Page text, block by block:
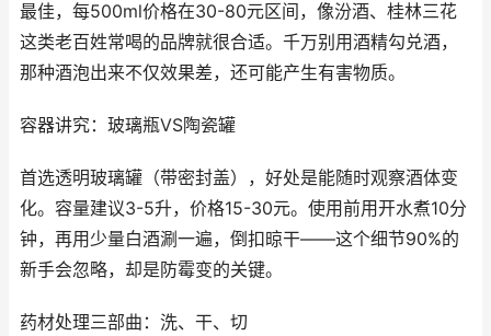
最佳，每500ml价格在30-80元区间，像汾酒、桂林三花
这类老百姓常喝的品牌就很合适。千万别用酒精勾兑酒，
那种酒泡出来不仅效果差，还可能产生有害物质。
容器讲究：玻璃瓶VS陶瓷罐
首选透明玻璃罐（带密封盖），好处是能随时观察酒体变
化。容量建议3-5升，价格15-30元。使用前用开水煮10分
钟，再用少量白酒涮一遍，倒扣晾干——这个细节90%的
新手会忽略，却是防霉变的关键。
药材处理三部曲：洗、干、切